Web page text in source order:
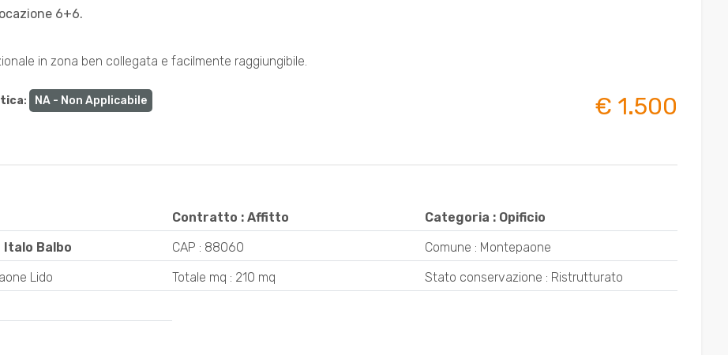
6+6.
in zona ben collegata e facilmente raggiungibile.
: NA - Non Applicabile € 1.500
Contratto : Affitto
Categoria : Opificio
Italo Balbo
CAP : 88060
Comune : Montepaone
Lido
Totale mq : 210 mq
Stato conservazione : Ristrutturato